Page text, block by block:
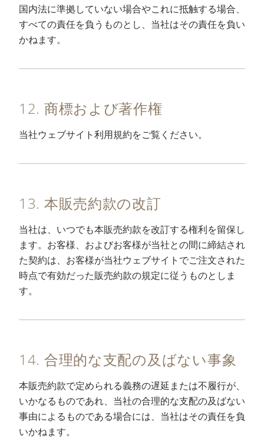
国内法に準拠していない場合やこれに抵触する場合、
すべての責任を負うものとし、当社はその責任を負い
かねます。
12. 商標および著作権
当社ウェブサイト利用規約をご覧ください。
13. 本販売約款の改訂
当社は、いつでも本販売約款を改訂する権利を留保し
ます。お客様、およびお客様が当社との間に締結され
た契約は、お客様が当社ウェブサイトでご注文された
時点で有効だった販売約款の規定に従うものとしま
す。
14. 合理的な支配の及ばない事象
本販売約款で定められる義務の遅延または不履行が、
いかなるものであれ、当社の合理的な支配の及ばない
事由によるものである場合には、当社はその責任を負
いかねます。